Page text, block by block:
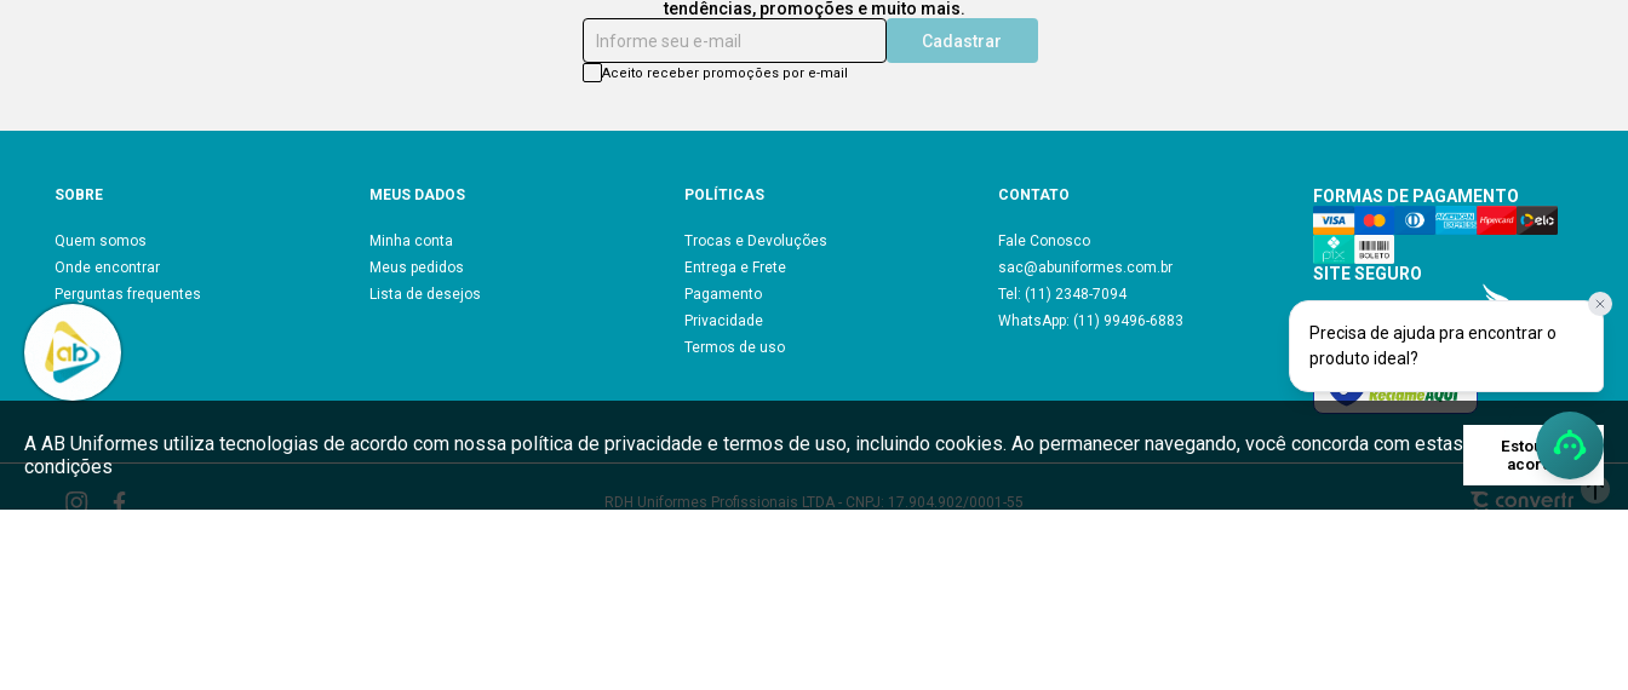
tendências, promoções e muito mais.
Informe seu e-mail
Cadastrar
Aceito receber promoções por e-mail
SOBRE
Quem somos
Onde encontrar
Perguntas frequentes
Blog
MEUS DADOS
Minha conta
Meus pedidos
Lista de desejos
POLÍTICAS
Trocas e Devoluções
Entrega e Frete
Pagamento
Privacidade
Termos de uso
CONTATO
Fale Conosco
sac@abuniformes.com.br
Tel: (11) 2348-7094
WhatsApp: (11) 99496-6883
SITE SEGURO
FORMAS DE PAGAMENTO
RDH Uniformes Profissionais LTDA - CNPJ: 17.904.902/0001-55
A AB Uniformes utiliza tecnologias de acordo com nossa política de privacidade e termos de uso, incluindo cookies. Ao permanecer navegando, você concorda com estas
condições
Estou de
acordo
Precisa de ajuda pra encontrar o
produto ideal?